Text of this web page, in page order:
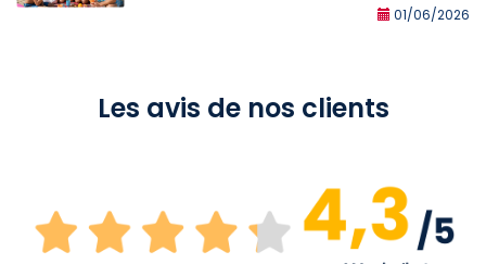
01/06/2026
Les avis de nos clients